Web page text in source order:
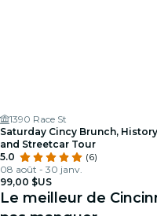
1390 Race St
Saturday Cincy Brunch, History
and Streetcar Tour
5.0
(6)
08 août - 30 janv.
99,00 $US
Le meilleur de